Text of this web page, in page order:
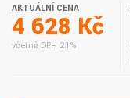
AKTUÁLNÍ CENA
4 628 Kč
včetně DPH 21%